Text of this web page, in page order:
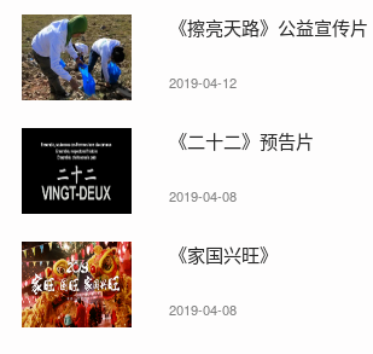
《擦亮天路》公益宣传片
2019-04-12
《二十二》预告片
2019-04-08
《家国兴旺》
2019-04-08